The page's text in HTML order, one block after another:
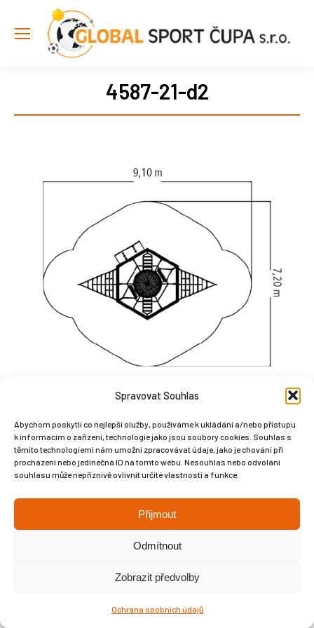
Spravovat Souhlas
Abychom poskytli co nejlepší služby, používáme k ukládání a/nebo přístupu
k informacím o zařízení, technologie jako jsou soubory cookies. Souhlas s
těmito technologiemi nám umožní zpracovávat údaje, jako je chování při
procházení nebo jedinečná ID na tomto webu. Nesouhlas nebo odvolání
souhlasu může nepříznivě ovlivnit určité vlastnosti a funkce.
Přijmout
Odmítnout
Zobrazit předvolby
Ochrana osobních údajů
4587-21-d2
Copyright © Weiron Dynamics, s.r.o. |Tvorba webových stránek